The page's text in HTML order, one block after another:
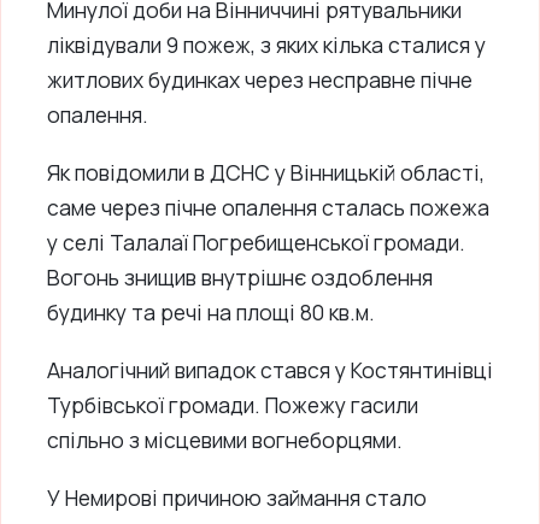
Минулої доби на Вінниччині рятувальники
ліквідували 9 пожеж, з яких кілька сталися у
житлових будинках через несправне пічне
опалення.
Як повідомили в ДСНС у Вінницькій області,
саме через пічне опалення сталась пожежа
у селі Талалаї Погребищенської громади.
Вогонь знищив внутрішнє оздоблення
будинку та речі на площі 80 кв.м.
Аналогічний випадок стався у Костянтинівці
Турбівської громади. Пожежу гасили
спільно з місцевими вогнеборцями.
У Немирові причиною займання стало